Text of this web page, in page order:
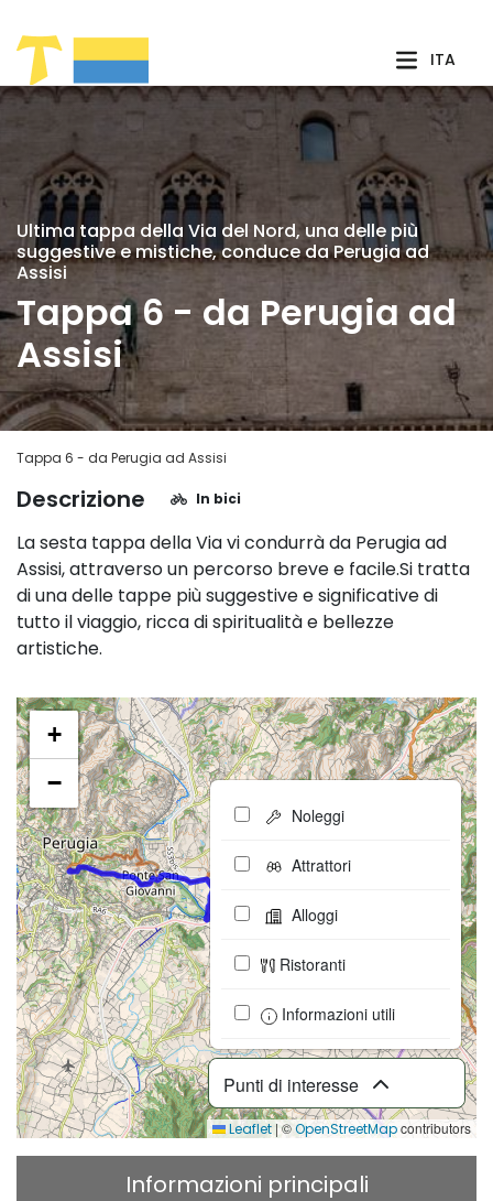
ITA
Ultima tappa della Via del Nord, una delle più
suggestive e mistiche, conduce da Perugia ad
Assisi
Tappa 6 - da Perugia ad
Assisi
Tappa 6 - da Perugia ad Assisi
Descrizione In bici
La sesta tappa della Via vi condurrà da Perugia ad
Assisi, attraverso un percorso breve e facile.Si tratta
di una delle tappe più suggestive e significative di
tutto il viaggio, ricca di spiritualità e bellezze
artistiche.
+
−
Punti di interesse
Noleggi
Attrattori
Alloggi
Ristoranti
Informazioni utili
Leaflet |©OpenStreetMapcontributors
Informazioni principali